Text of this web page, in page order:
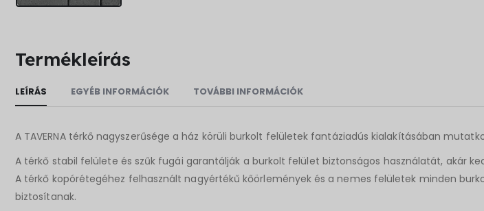
Termékleírás
LEÍRÁS EGYÉB INFORMÁCIÓK TOVÁBBI INFORMÁCIÓK
A TAVERNA térkő nagyszerűsége a ház körüli burkolt felületek fantáziadús kialakításában
A térkő stabil felülete és szűk fugái garantálják a burkolt felület biztonságos használatát, akár
A térkő kopórétegéhez felhasznált nagyértékű kőörlemények és a nemes felületek minden
biztosítanak.